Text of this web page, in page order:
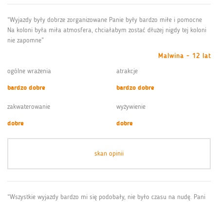
“Wyjazdy były dobrze zorganizowane Panie były bardzo miłe i pomocne
Na koloni była miła atmosfera, chciałabym zostać dłużej nigdy tej koloni
nie zapomne”
Malwina - 12 lat
ogólne wrażenia
bardzo dobre
atrakcje
bardzo dobre
zakwaterowanie
dobre
wyżywienie
dobre
skan opinii
“Wszystkie wyjazdy bardzo mi się podobały, nie było czasu na nudę. Pani